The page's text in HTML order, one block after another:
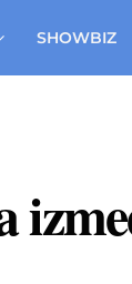
SHOWBIZ